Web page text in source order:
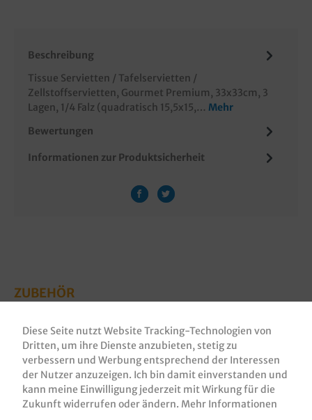
Beschreibung
Tissue Servietten / Tafelservietten /
Zellstoffservietten, Gourmet Premium, 33x33cm, 3
Lagen, 1/4 Falz (quadratisch 15,5x15,… Mehr
Bewertungen
Informationen zur Produktsicherheit
ZUBEHÖR
Diese Seite nutzt Website Tracking-Technologien von
Dritten, um ihre Dienste anzubieten, stetig zu
verbessern und Werbung entsprechend der Interessen
der Nutzer anzuzeigen. Ich bin damit einverstanden und
kann meine Einwilligung jederzeit mit Wirkung für die
Zukunft widerrufen oder ändern. Mehr Informationen